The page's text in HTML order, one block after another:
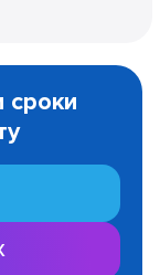
сроки